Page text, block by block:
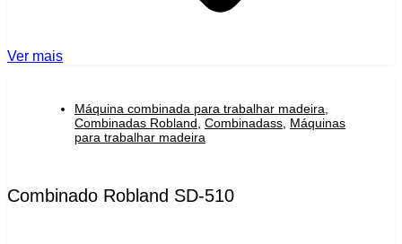
Ver mais
Máquina combinada para trabalhar madeira
Combinadas Robland Combinadass Máquinas
para trabalhar madeira
Combinado Robland SD-510